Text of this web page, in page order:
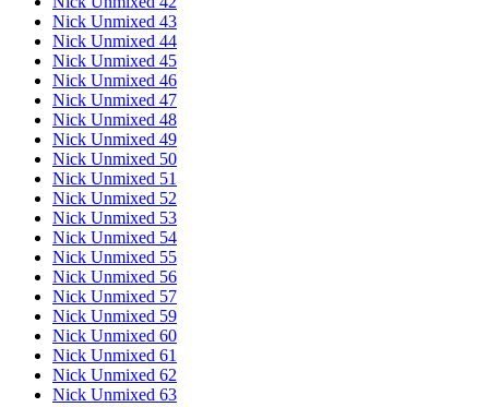
Nick Unmixed 43
Nick Unmixed 44
Nick Unmixed 45
Nick Unmixed 46
Nick Unmixed 47
Nick Unmixed 48
Nick Unmixed 49
Nick Unmixed 50
Nick Unmixed 51
Nick Unmixed 52
Nick Unmixed 53
Nick Unmixed 54
Nick Unmixed 55
Nick Unmixed 56
Nick Unmixed 57
Nick Unmixed 59
Nick Unmixed 60
Nick Unmixed 61
Nick Unmixed 62
Nick Unmixed 63